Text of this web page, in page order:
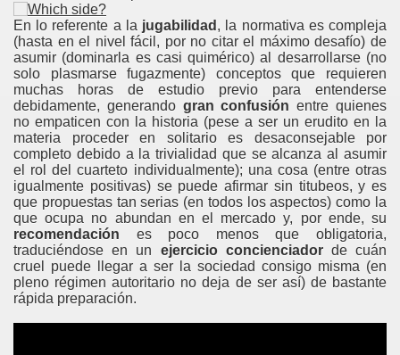
En lo referente a la jugabilidad , la normativa es compleja
(hasta en el nivel fácil, por no citar el máximo desafío) de
asumir (dominarla es casi quimérico) al desarrollarse (no
solo plasmarse fugazmente) conceptos que requieren
muchas horas de estudio previo para entenderse
debidamente, generando gran confusión entre quienes
no empaticen con la historia (pese a ser un erudito en la
materia proceder en solitario es desaconsejable por
completo debido a la trivialidad que se alcanza al asumir
el rol del cuarteto individualmente); una cosa (entre otras
igualmente positivas) se puede afirmar sin titubeos, y es
que propuestas tan serias (en todos los aspectos) como la
que ocupa no abundan en el mercado y, por ende, su
recomendación es poco menos que obligatoria,
traduciéndose en un ejercicio concienciadorde cuán
cruel puede llegar a ser la sociedad consigo misma (en
pleno régimen autoritario no deja de ser así) de bastante
rápida preparación.